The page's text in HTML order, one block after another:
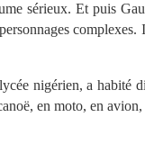
sérieux. Et puis
complexes.
nigérien, a habité
en moto, en